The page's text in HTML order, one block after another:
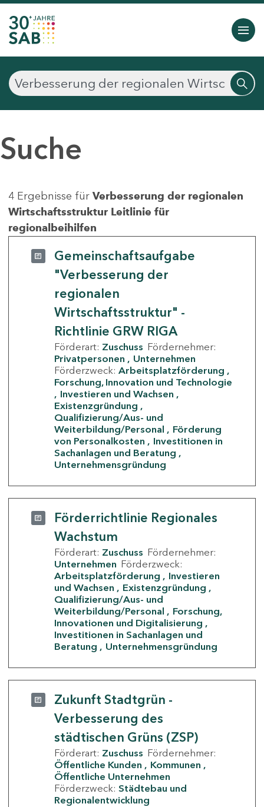
Suche
4 Ergebnisse für Verbesserung der regionalen
Wirtschaftsstruktur Leitlinie für
regionalbeihilfen
Gemeinschaftsaufgabe
"Verbesserung der
regionalen
Wirtschaftsstruktur" -
Richtlinie GRW RIGA
Förderart: Zuschuss Fördernehmer:
Privatpersonen
Unternehmen
Förderzweck: Arbeitsplatzförderung
Forschung, Innovation und Technologie
Investieren und Wachsen
Existenzgründung
Qualifizierung/Aus- und
Weiterbildung/Personal
Förderung
von Personalkosten
Investitionen in
Sachanlagen und Beratung
Unternehmensgründung
Förderrichtlinie Regionales
Wachstum
Förderart: Zuschuss Fördernehmer:
Unternehmen Förderzweck:
Arbeitsplatzförderung
Investieren
und Wachsen
Existenzgründung
Qualifizierung/Aus- und
Weiterbildung/Personal
Forschung,
Innovationen und Digitalisierung
Investitionen in Sachanlagen und
Beratung
Unternehmensgründung
Zukunft Stadtgrün -
Verbesserung des
städtischen Grüns (ZSP)
Förderart: Zuschuss Fördernehmer:
Öffentliche Kunden
Kommunen
Öffentliche Unternehmen
Förderzweck: Städtebau und
Regionalentwicklung